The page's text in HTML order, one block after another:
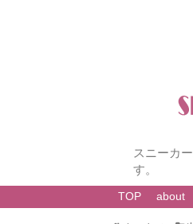
スニーカ
す。
TOP about